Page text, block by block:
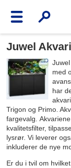
Juwel
med
har
Trigon og Primo.
fargevalg.
kvalitetsfilter,
lysrør. Vi leverer
inkluderer de nye
Er du i tvil om